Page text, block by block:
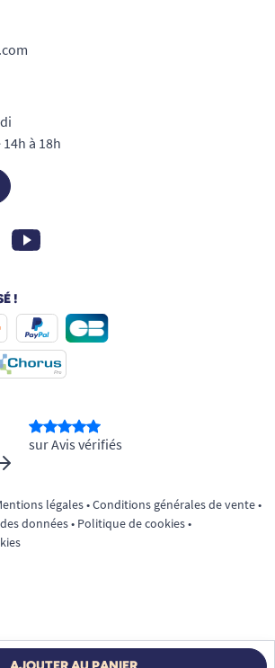
intérieur uniquement
produit n’est pas compatible
en colimaçon, irréguliers ou
raides.
à 18h
Tiktok Youtube
!
sur Avis vérifiés
légales•Conditions générales de vente•
données• Politique de cookies•